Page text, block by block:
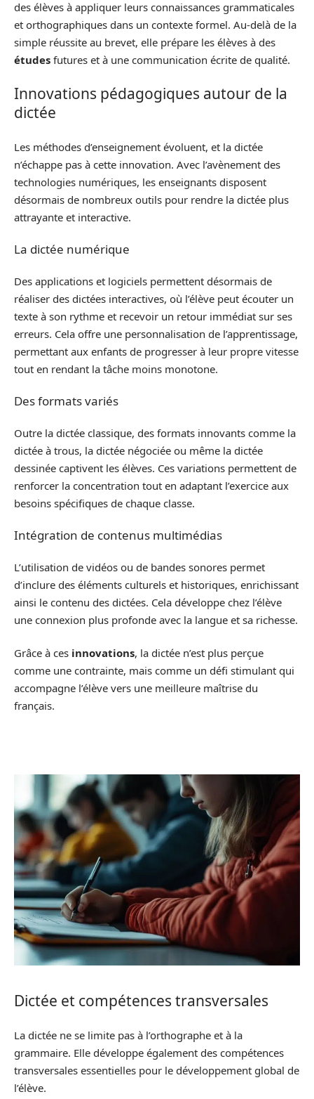
des élèves à appliquer leurs connaissances grammaticales
et orthographiques dans un contexte formel. Au-delà de la
simple réussite au brevet, elle prépare les élèves à des
études futures et à une communication écrite de qualité.
Innovations pédagogiques autour de la
dictée
Les méthodes d’enseignement évoluent, et la dictée
n’échappe pas à cette innovation. Avec l’avènement des
technologies numériques, les enseignants disposent
désormais de nombreux outils pour rendre la dictée plus
attrayante et interactive.
La dictée numérique
Des applications et logiciels permettent désormais de
réaliser des dictées interactives, où l’élève peut écouter un
texte à son rythme et recevoir un retour immédiat sur ses
erreurs. Cela offre une personnalisation de l’apprentissage,
permettant aux enfants de progresser à leur propre vitesse
tout en rendant la tâche moins monotone.
Des formats variés
Outre la dictée classique, des formats innovants comme la
dictée à trous, la dictée négociée ou même la dictée
dessinée captivent les élèves. Ces variations permettent de
renforcer la concentration tout en adaptant l’exercice aux
besoins spécifiques de chaque classe.
Intégration de contenus multimédias
L’utilisation de vidéos ou de bandes sonores permet
d’inclure des éléments culturels et historiques, enrichissant
ainsi le contenu des dictées. Cela développe chez l’élève
une connexion plus profonde avec la langue et sa richesse.
Grâce à ces innovations, la dictée n’est plus perçue
comme une contrainte, mais comme un défi stimulant qui
accompagne l’élève vers une meilleure maîtrise du
français.
Dictée et compétences transversales
La dictée ne se limite pas à l’orthographe et à la
grammaire. Elle développe également des compétences
transversales essentielles pour le développement global de
l’élève.